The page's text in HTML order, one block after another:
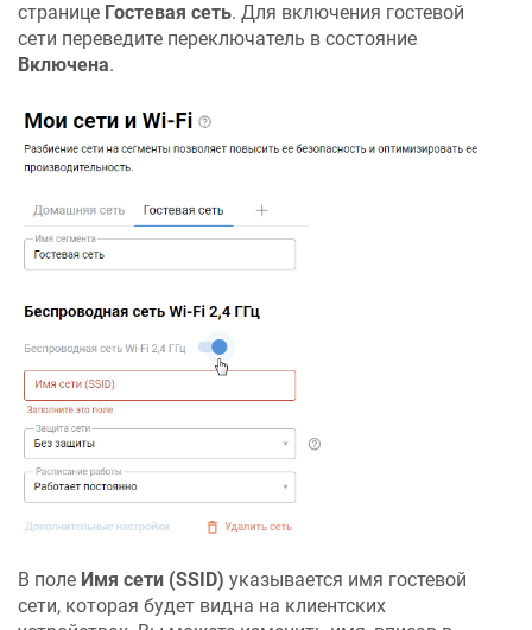
странице Гостевая сеть. Для включения гостевой
сети переведите переключатель в состояние
Включена.
В поле Имя сети (SSID) указывается имя гостевой
сети, которая будет видна на клиентских